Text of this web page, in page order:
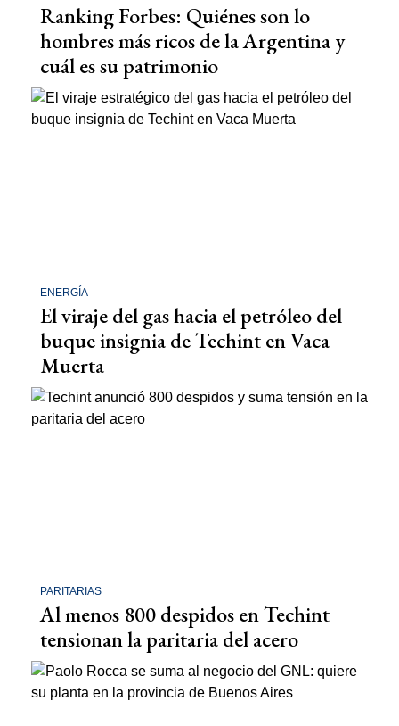
Ranking Forbes: Quiénes son lo
hombres más ricos de la Argentina y
cuál es su patrimonio
ENERGÍA
El viraje del gas hacia el petróleo del
buque insignia de Techint en Vaca
Muerta
PARITARIAS
Al menos 800 despidos en Techint
tensionan la paritaria del acero